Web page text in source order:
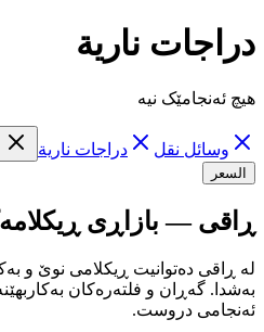
دراجات نارية
هیچ ئەنجامێک نیە
وسائل نقل دراجات نارية
السعر
ڕاقی — بازاڕی
لە ڕاقی دەتوانیت ڕیکلامی نوێ و
بەشدا. گەڕان و فلتەرەکان
ئەنجامی دروست.